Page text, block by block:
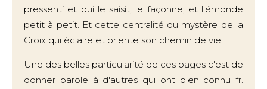
pressenti et qui le saisit, le façonne, et l'émonde
petit à petit. Et cette centralité du mystère de la
Croix qui éclaire et oriente son chemin de vie…
Une des belles particularité de ces pages c'est de
donner parole à d'autres qui ont bien connu fr.